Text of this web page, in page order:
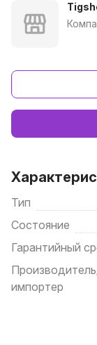
Тип
Состояние
Гарантийный
импортер